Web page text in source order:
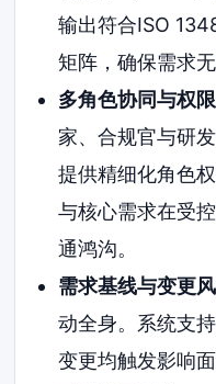
输出符合ISO
矩阵，确保需求无
多角色协同与权限
家、合规官与研
提供精细化角色
与核心需求在受
通鸿沟。
需求基线与变更风
动全身。系统支
变更均触发影响